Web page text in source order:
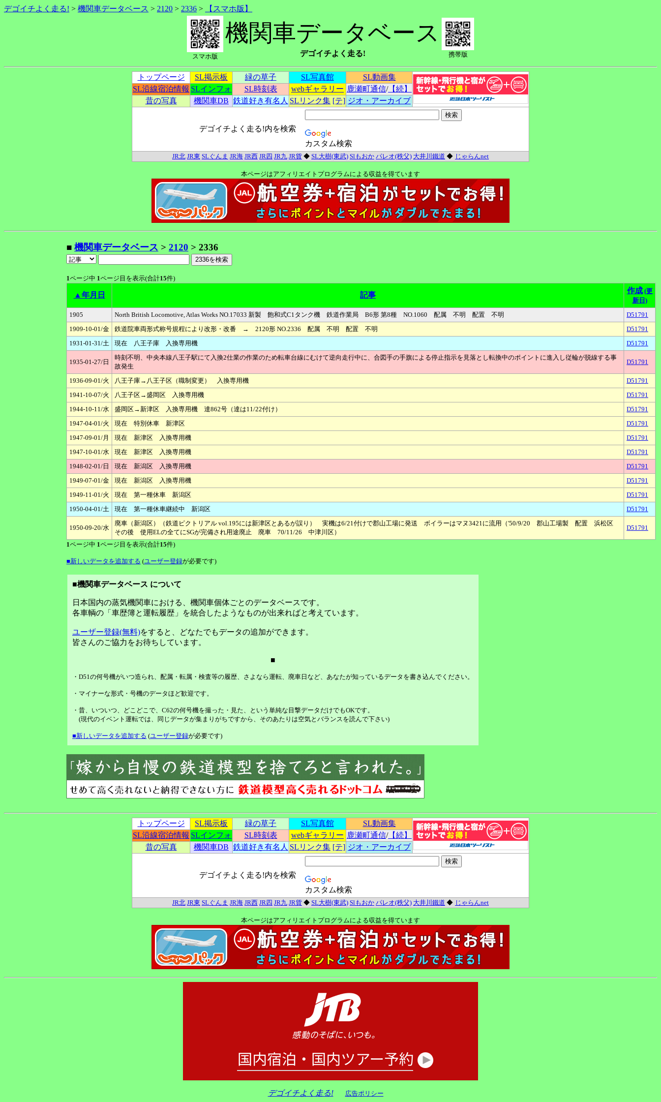
デゴイチよく走る! > 機関車データベース > 2120 > 2336 > 【スマホ版】
スマホ版
機関車データベース
デゴイチよく走る! 携帯版
トップページ SL掲示板 緑の草子 SL写真館
SL動画集
SL沿線宿泊情報 SLインフォ SL時刻表 webギャラリー 鹿瀬町通信/【続】
昔の写真
機関車DB 鉄道好き有名人 SLリンク集 [テ] ジオ・アーカイブ
デゴイチよく走る!内を検索
カスタム検索
JR北 JR東 SLぐんま JR海 JR西 JR四 JR九 JR貨 ◆ SL大樹(東武) Slもおか パレオ(秩父) 大井川鐵道 ◆ じゃらんnet
本ページはアフィリエイトプログラムによる収益を得ています
■ 機関車データベース > 2120 > 2336
1ページ中 1ページ目を表示(合計15件)
▲年月日 記事
作成 (更
新日)
1905
North British Locomotive, Atlas Works NO.17033 新製 飽和式C1タンク機 鉄道作業局 B6形 第8種 NO.1060 配属 不明 配置 不明
D51791
1909-10-01/金
鉄道院車両形式称号規程により改形・改番 → 2120形 NO.2336 配属 不明 配置 不明
D51791
1931-01-31/土
現在 八王子庫 入換専用機 D51791
1935-01-27/日
時刻不明、中央本線八王子駅にて入換2仕業の作業のため転車台線にむけて逆向走行中に、合図手の手旗による停止指示を見落とし転換中のポイントに進入し従輪が脱線する事
故発生
D51791
1936-09-01/火 八王子庫→八王子区（職制変更） 入換専用機
D51791
1941-10-07/火
八王子区→盛岡区 入換専用機
D51791
1944-10-11/水
盛岡区→新津区 入換専用機 達862号（達は11/22付け）
D51791
1947-04-01/火
現在 特別休車 新津区
D51791
1947-09-01/月
現在 新津区 入換専用機
D51791
1947-10-01/水
現在 新津区 入換専用機
D51791
1948-02-01/日
現在 新潟区 入換専用機
D51791
1949-07-01/金
現在 新潟区 入換専用機
D51791
1949-11-01/火
現在 第一種休車 新潟区
D51791
1950-04-01/土
現在 第一種休車継続中 新潟区 D51791
1950-09-20/水
廃車（新潟区）（鉄道ピクトリアル vol.195には新津区とあるが誤り） 実機は6/21付けで郡山工場に発送 ボイラーはマヌ3421に流用（'50/9/20 郡山工場製 配置 浜松区
その後 使用ELの全てにSGが完備され用途廃止 廃車 70/11/26 中津川区）
D51791
1ページ中 1ページ目を表示(合計15件)
■新しいデータを追加する (ユーザー登録が必要です)
■機関車データベース について
日本国内の蒸気機関車における、機関車個体ごとのデータベースです。
各車輌の「車歴簿と運転履歴」を統合したようなものが出来ればと考えています。
ユーザー登録(無料)をすると、どなたでもデータの追加ができます。
皆さんのご協力をお待ちしています。
■
・D51の何号機がいつ造られ、配属・転属・検査等の履歴、さよなら運転、廃車日など、あなたが知っているデータを書き込んでください。
・マイナーな形式・号機のデータほど歓迎です。
・昔、いついつ、どこどこで、C62の何号機を撮った・見た、という単純な目撃データだけでもOKです。
(現代のイベント運転では、同じデータが集まりがちですから、そのあたりは空気とバランスを読んで下さい)
■新しいデータを追加する (ユーザー登録が必要です)
トップページ SL掲示板 緑の草子 SL写真館
SL動画集
SL沿線宿泊情報 SLインフォ SL時刻表 webギャラリー 鹿瀬町通信/【続】
昔の写真
機関車DB 鉄道好き有名人 SLリンク集 [テ] ジオ・アーカイブ
デゴイチよく走る!内を検索
カスタム検索
JR北 JR東 SLぐんま JR海 JR西 JR四 JR九 JR貨 ◆ SL大樹(東武) Slもおか パレオ(秩父) 大井川鐵道 ◆ じゃらんnet
本ページはアフィリエイトプログラムによる収益を得ています
デゴイチよく走る! 広告ポリシー